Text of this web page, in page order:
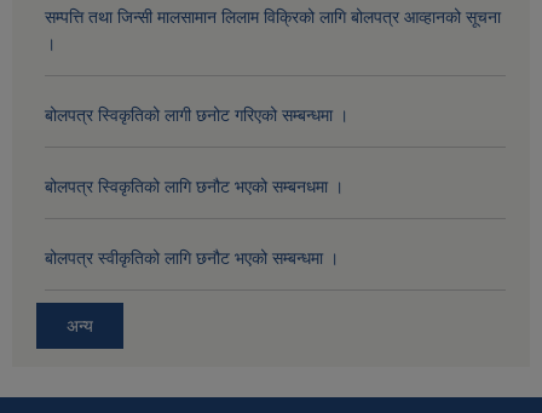
सम्पत्ति तथा जिन्सी मालसामान लिलाम विक्रिको लागि बोलपत्र आव्हानको सूचना
।
बोलपत्र स्विकृतिको लागी छनोट गरिएको सम्बन्धमा ।
बोलपत्र स्विकृतिको लागि छनौट भएको सम्बनधमा ।
बोलपत्र स्वीकृतिको लागि छनौट भएको सम्बन्धमा ।
अन्य